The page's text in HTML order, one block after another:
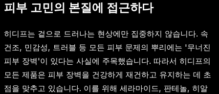
피부 고민의 본질에 접근하다
히디프는 겉으로 드러나는 현상에만 집중하지 않습니다. 속
건조, 민감성, 트러블 등 모든 피부 문제의 뿌리에는 '무너진
피부 장벽'이 있다는 사실에 주목했습니다. 따라서 히디프의
모든 제품은 피부 장벽을 건강하게 재건하고 유지하는 데 초
점을 맞추고 있습니다. 이를 위해 세라마이드, 판테놀, 히알